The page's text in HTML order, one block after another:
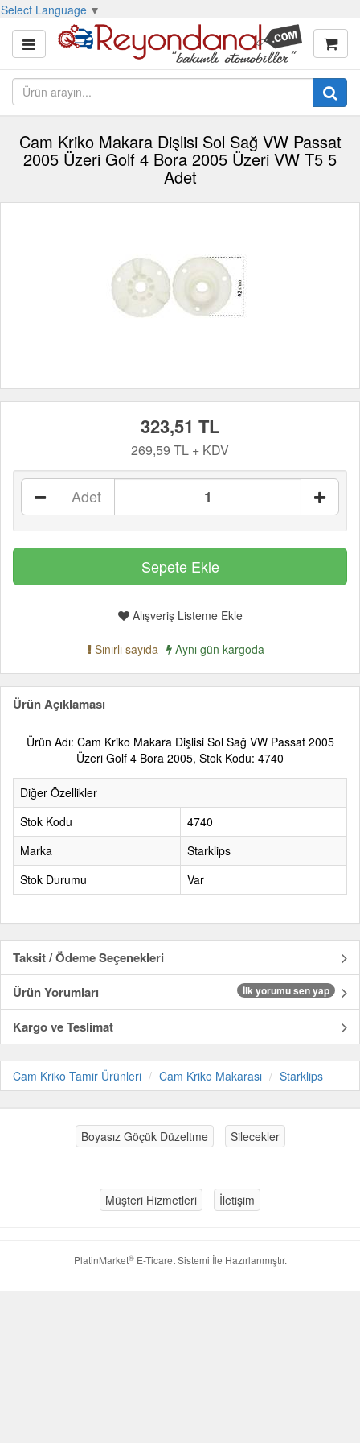
Select Language ▼
Cam Kriko Makara Dişlisi Sol Sağ VW Passat
2005 Üzeri Golf 4 Bora 2005 Üzeri VW T5 5
Adet
323,51 TL
269,59 TL + KDV
Adet
Alışveriş Listeme Ekle
Sınırlı sayıda Aynı gün kargoda
Ürün Açıklaması
Ürün Adı: Cam Kriko Makara Dişlisi Sol Sağ VW Passat 2005
Üzeri Golf 4 Bora 2005, Stok Kodu: 4740
Diğer Özellikler
Stok Kodu
4740
Marka
Starklips
Stok Durumu
Var
Taksit / Ödeme Seçenekleri
Ürün Yorumları
İlk yorumu sen yap
Kargo ve Teslimat
Cam Kriko Tamir Ürünleri Cam Kriko Makarası Starklips
Boyasız Göçük Düzeltme Silecekler
Müşteri Hizmetleri İletişim
PlatinMarket®E-Ticaret Sistemi İle Hazırlanmıştır.